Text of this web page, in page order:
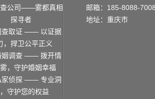
公司——雾都真相
探寻者
查取证 —— 以证据
，捍卫公平正义
姻调查 —— 拨开情
，守护婚姻幸福
家侦探 —— 专业洞
守护您的权益
邮箱：185-8088-7008
地址：重庆市